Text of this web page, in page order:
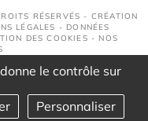
RÉSERVÉS - CRÉATION
LÉGALES - DONNÉES
DES COOKIES - NOS
le contrôle sur
Personnaliser